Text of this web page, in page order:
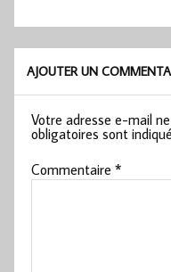
AJOUTER UN
Votre adresse e-mail
obligatoires sont
Commentaire*